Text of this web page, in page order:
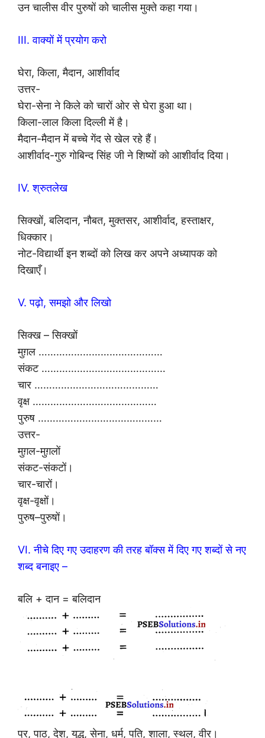
उन चालीस वीर पुरुषों को चालीस मुक्ते कहा गया।
III. वाक्यों में प्रयोग करो
घेरा, किला, मैदान, आशीर्वाद
उत्तर-
घेरा-सेना ने किले को चारों ओर से घेरा हुआ था।
किला-लाल किला दिल्ली में है।
मैदान-मैदान में बच्चे गेंद से खेल रहे हैं।
आशीर्वाद-गुरु गोबिन्द सिंह जी ने शिष्यों को आशीर्वाद दिया।
IV. श्रुतलेख
सिक्खों, बलिदान, नौबत, मुक्तसर, आशीर्वाद, हस्ताक्षर,
धिक्कार।
नोट-विद्यार्थी इन शब्दों को लिख कर अपने अध्यापक को
दिखाएँ।
V. पढ़ो, समझो और लिखो
सिक्ख – सिक्खों
मुग़ल ……………………………………
संकट ……………………………………
चार ……………………………………
वृक्ष ……………………………………
पुरुष ……………………………………
उत्तर-
मुग़ल-मुग़लों
संकट-संकटों।
चार-चारों।
वृक्ष-वृक्षों।
पुरुष–पुरुषों।
VI. नीचे दिए गए उदाहरण की तरह बॉक्स में दिए गए शब्दों से नए
शब्द बनाइए –
बलि + दान = बलिदान
प्र, पाठ, देश, युद्ध, सेना, धर्म, पति, शाला, स्थल, वीर।